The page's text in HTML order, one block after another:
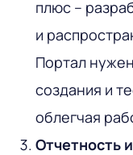
плюс –
и
Портал
создания и
облегчая
Отчетность